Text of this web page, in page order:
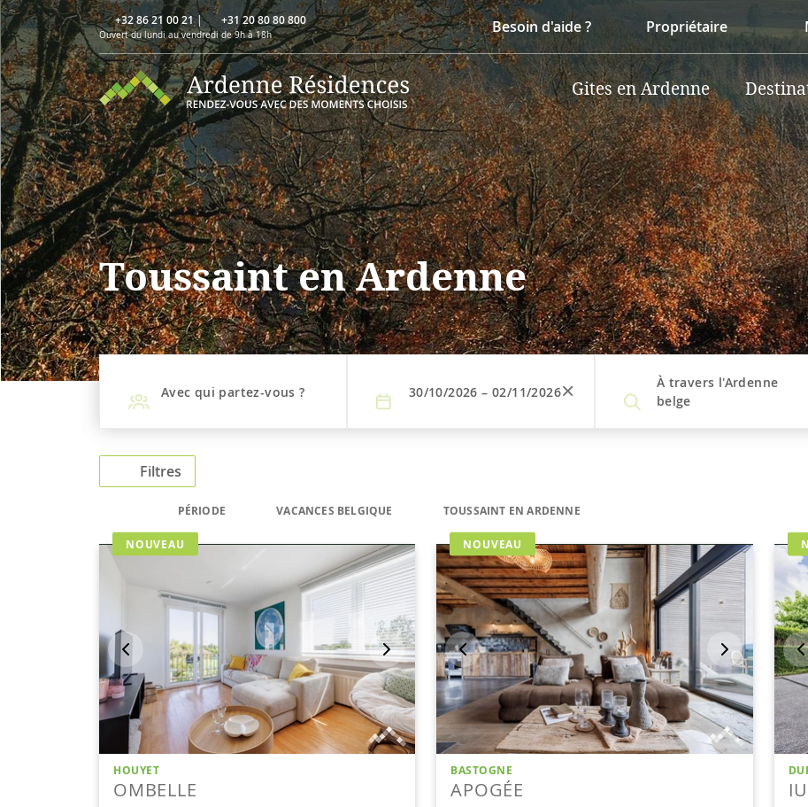
+32 86 21 00 21| +31 20 80 80 800
Ouvert du lundi au vendredi de 9h à 18h Besoin d'aide ? Propriétaire
Gites en Ardenne
Toussaint en Ardenne
Avec qui partez-vous ? 30/10/2026 – 02/11/2026
À travers l'Ardenne
belge
Filtres
PÉRIODE VACANCES BELGIQUE TOUSSAINT EN ARDENNE